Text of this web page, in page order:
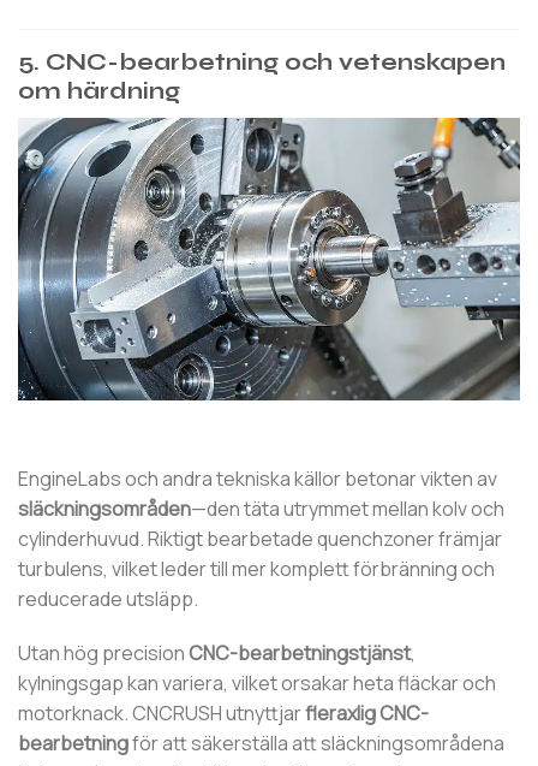
5. CNC-bearbetning och vetenskapen
om härdning
EngineLabs och andra tekniska källor betonar vikten av
släckningsområden—den täta utrymmet mellan kolv och
cylinderhuvud. Riktigt bearbetade quenchzoner främjar
turbulens, vilket leder till mer komplett förbränning och
reducerade utsläpp.
Utan hög precisionCNC-bearbetningstjänst,
kylningsgap kan variera, vilket orsakar heta fläckar och
motorknack. CNCRUSH utnyttjarfleraxlig CNC-
bearbetningför att säkerställa att släckningsområdena